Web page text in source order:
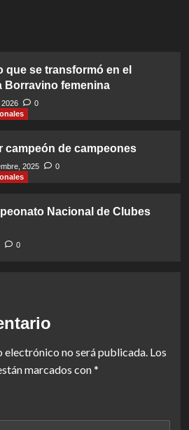
que se transformó en el
Borravino femenina
0
campeón de campeones
2025
0
Nacional de Clubes
0
electrónico no será publicada. Los
marcados con*